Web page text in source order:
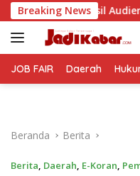
Langsung
ke
konten
Breaking NewsDJP Jawa
JOB FAIR Daerah
Beranda Berita
Berita, Daerah, E-Koran,